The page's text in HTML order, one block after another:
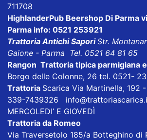
711708
HighlanderPub Beershop Di Parma
Parma info: 0521 253921
Trattoria Antichi SaporiStr.
Gaione - Parma Tel. 0521 64 81 65
Rangon Trattoria tipica parmigiana
Borgo delle Colonne, 26 tel. 0521-
Trattoria Scarica Via Martinella, 192
339-7439326
MERCOLEDI’ E GIOVEDÌ
Trattoria da Romeo
Via Traversetolo 185/a Botteghino di